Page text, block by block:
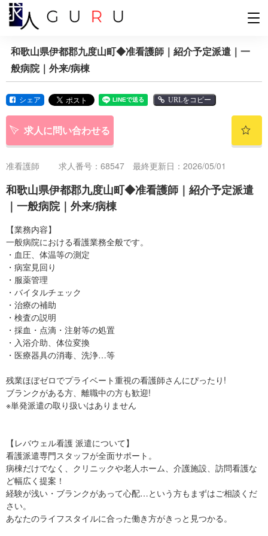
和歌山県伊都郡九度山町◆准看護師｜紹介予定派遣｜一
般病院｜外来/病棟
シェア URLをコピー
求人に問い合わせる
准看護師 求人番号：68547 最終更新日：2026/05/01
和歌山県伊都郡九度山町◆准看護師｜紹介予定派遣
｜一般病院｜外来/病棟
【業務内容】
一般病院における看護業務全般です。
・血圧、体温等の測定
・病室見回り
・服薬管理
・バイタルチェック
・治療の補助
・検査の説明
・採血・点滴・注射等の処置
・入浴介助、体位変換
・医療器具の消毒、洗浄…等
残業ほぼゼロでプライベート重視の看護師さんにぴったり!
ブランクがある方、離職中の方も歓迎!
※単発派遣の取り扱いはありません
【レバウェル看護 派遣について】
看護派遣専門スタッフが全面サポート。
病棟だけでなく、クリニックや老人ホーム、介護施設、訪問看護な
ど幅広く提案！
経験が浅い・ブランクがあって心配…という方もまずはご相談くだ
さい。
あなたのライフスタイルに合った働き方がきっと見つかる。